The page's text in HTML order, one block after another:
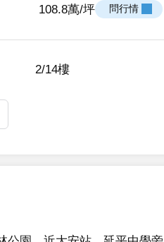
108.8萬/坪 問行情
2/14樓